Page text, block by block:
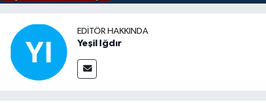
EDITÖR HAKKINDA
Yeşil Iğdır